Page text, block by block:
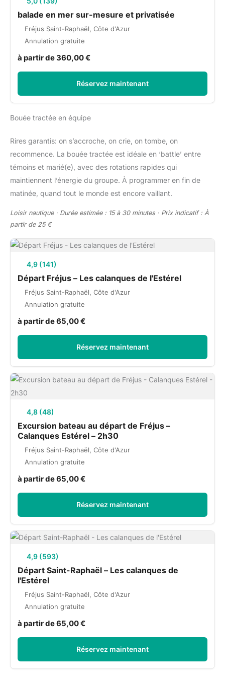
balade en mer sur-mesure et privatisée
Fréjus Saint-Raphaël, Côte d'Azur
Annulation gratuite
à partir de 360,00 €
Réservez maintenant
Bouée tractée en équipe
Rires garantis: on s’accroche, on crie, on tombe, on
recommence. La bouée tractée est idéale en ‘battle’ entre
témoins et marié(e), avec des rotations rapides qui
maintiennent l’énergie du groupe. À programmer en fin de
matinée, quand tout le monde est encore vaillant.
Loisir nautique · Durée estimée : 15 à 30 minutes · Prix indicatif : À
partir de 25 €
4,9 (141)
Départ Fréjus – Les calanques de l'Estérel
Fréjus Saint-Raphaël, Côte d'Azur
Annulation gratuite
à partir de 65,00 €
Réservez maintenant
4,8 (48)
Excursion bateau au départ de Fréjus –
Calanques Estérel – 2h30
Fréjus Saint-Raphaël, Côte d'Azur
Annulation gratuite
à partir de 65,00 €
Réservez maintenant
4,9 (593)
Départ Saint-Raphaël – Les calanques de
l'Estérel
Fréjus Saint-Raphaël, Côte d'Azur
Annulation gratuite
à partir de 65,00 €
Réservez maintenant